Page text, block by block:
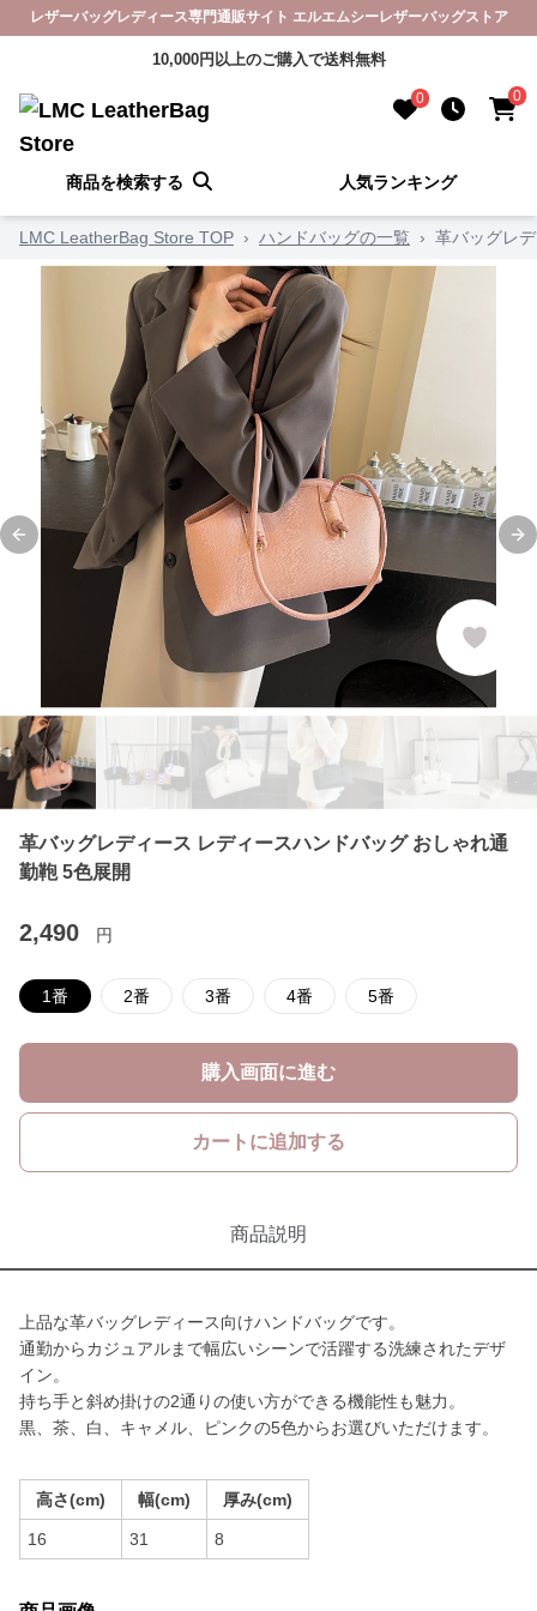
レザーバッグレディース専門通販サイト エルエムシーレザーバッグストア
10,000円以上のご購入で送料無料
0 0
商品を検索する 人気ランキング
LMC LeatherBag Store TOP › ハンドバッグの一覧 › 革バッグレ
Previous slide
革バッグレディース レディースハンドバッグ おしゃれ通
勤鞄 5色展開
2,490 円
1番 2番 3番 4番 5番
購入画面に進む
カートに追加する
商品説明
上品な革バッグレディース向けハンドバッグです。
通勤からカジュアルまで幅広いシーンで活躍する洗練されたデザ
イン。
持ち手と斜め掛けの2通りの使い方ができる機能性も魅力。
黒、茶、白、キャメル、ピンクの5色からお選びいただけます。
高さ(cm) 幅(cm) 厚み(cm)
16 31 8